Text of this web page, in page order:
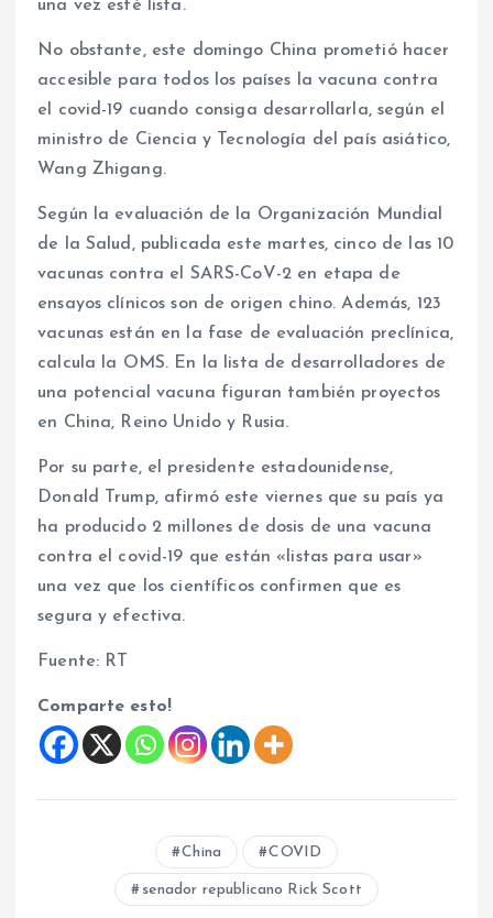
una vez esté lista.
No obstante, este domingo China prometió hacer
accesible para todos los países la vacuna contra
el covid-19 cuando consiga desarrollarla, según el
ministro de Ciencia y Tecnología del país asiático,
Wang Zhigang.
Según la evaluación de la Organización Mundial
de la Salud, publicada este martes, cinco de las 10
vacunas contra el SARS-CoV-2 en etapa de
ensayos clínicos son de origen chino. Además, 123
vacunas están en la fase de evaluación preclínica,
calcula la OMS. En la lista de desarrolladores de
una potencial vacuna figuran también proyectos
en China, Reino Unido y Rusia.
Por su parte, el presidente estadounidense,
Donald Trump, afirmó este viernes que su país ya
ha producido 2 millones de dosis de una vacuna
contra el covid-19 que están «listas para usar»
una vez que los científicos confirmen que es
segura y efectiva.
Fuente: RT
Comparte esto!
China COVID
senador republicano Rick Scott